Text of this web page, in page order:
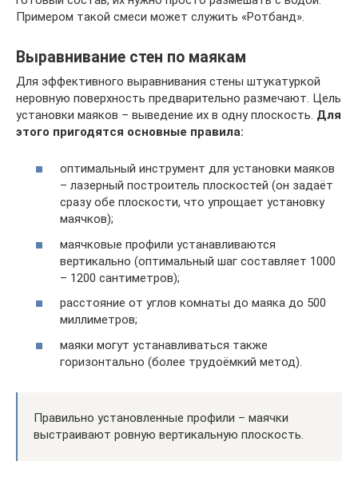
Примером такой смеси может служить «Ротбанд».
Выравнивание стен по маякам
Для эффективного выравнивания стены штукатуркой
неровную поверхность предварительно размечают. Цель
установки маяков – выведение их в одну плоскость. Для
этого пригодятся основные правила:
оптимальный инструмент для установки маяков
– лазерный построитель плоскостей (он задаёт
сразу обе плоскости, что упрощает установку
маячков);
маячковые профили устанавливаются
вертикально (оптимальный шаг составляет 1000
– 1200 сантиметров);
расстояние от углов комнаты до маяка до 500
миллиметров;
маяки могут устанавливаться также
горизонтально (более трудоёмкий метод).
Правильно установленные профили – маячки
выстраивают ровную вертикальную плоскость.